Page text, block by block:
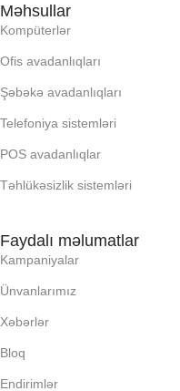
Məhsullar
Kompüterlər
Ofis avadanlıqları
Şəbəkə avadanlıqları
Telefoniya sistemləri
POS avadanlıqlar
Təhlükəsizlik sistemləri
Faydalı məlumatlar
Kampaniyalar
Ünvanlarımız
Xəbərlər
Bloq
Endirimlər